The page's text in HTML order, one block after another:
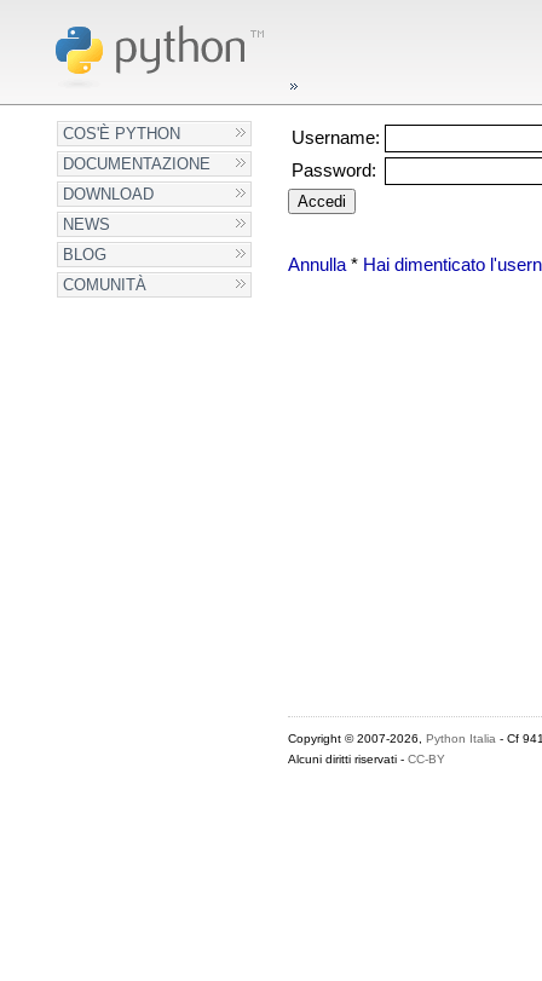
COS'È PYTHON
DOCUMENTAZIONE
DOWNLOAD
NEWS
BLOG
COMUNITÀ
Username:
Password:
Annulla* Hai dimenticato
Copyright © 2007-2026, Python Italia - Cf
Alcuni diritti riservati - CC-BY